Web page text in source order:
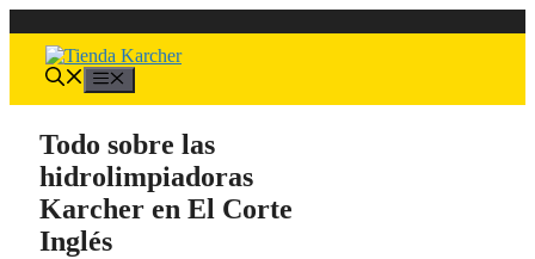
al
contenido
Todo sobre las
hidrolimpiadoras
Karcher en El Corte
Inglés